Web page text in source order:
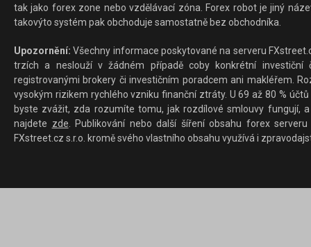
tak jako forex zone nebo vzdělávací zóna. Forex robot je jiný
takovýto systém pak obchoduje samostatně bez obchodníka.
Upozornění: Všechny informace poskytované na serveru
trzích a neslouží v žádném případě coby konkrétní investiční
registrovanými brokery či investičním poradcem ani makléřem.
vysokým rizikem rychlého vzniku finanční ztráty. U 69 až 80 %
byste zvážit, zda rozumíte tomu, jak rozdílové smlouvy fungují,
najdete zde. Publikování nebo další šíření obsahu forex
FXstreet.cz s.r.o. kromě svého vlastního obsahu využívá i